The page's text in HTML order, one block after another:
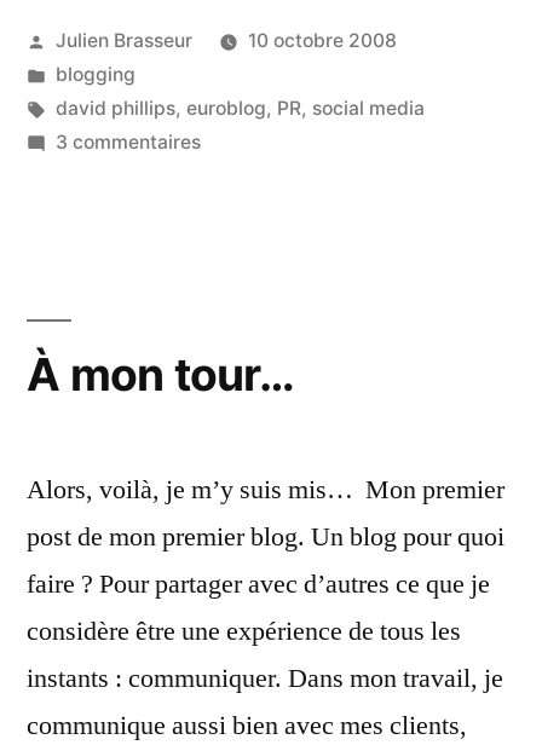
de
choses
Publié
par
Julien Brasseur
10 octobre 2008
Publié
dans
blogging
Étiquettes :
david phillips, euroblog, PR, social media
3 commentairessur
notre
À mon tour…
Alors, voilà, je m’y suis mis… Mon premier
post de mon premier blog. Un blog pour quoi
faire ? Pour partager avec d’autres ce que je
considère être une expérience de tous les
instants : communiquer. Dans mon travail, je
communique aussi bien avec mes clients,